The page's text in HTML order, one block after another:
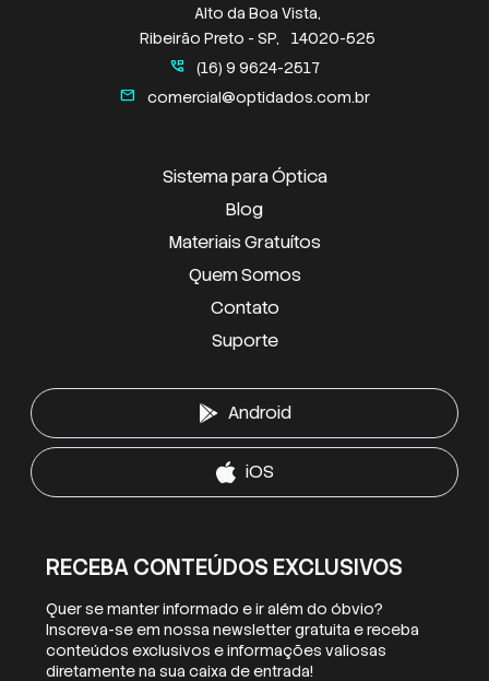
Alto da Boa Vista,
Ribeirão Preto - SP,
14020-525
perm_phone_msg (16) 9 9624-2517
mail comercial@optidados.com.br
Sistema para Óptica
Blog
Materiais Gratuítos
Quem Somos
Contato
Suporte
RECEBA CONTEÚDOS EXCLUSIVOS
Quer se manter informado e ir além do óbvio?
Inscreva-se em nossa newsletter gratuita e receba
conteúdos exclusivos e informações valiosas
diretamente na sua caixa de entrada!
Android
iOS